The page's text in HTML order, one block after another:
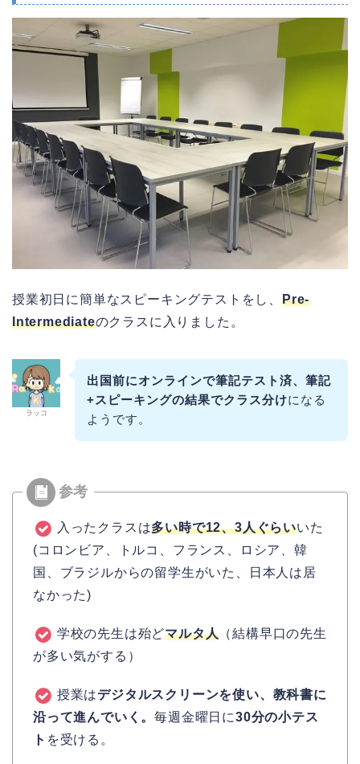
授業初日に簡単なスピーキングテストをし、 Pre-
Intermediateのクラスに入りました。
ラッコ
出国前にオンラインで筆記テスト済、筆記
+スピーキングの結果でクラス分けになる
ようです。
入ったクラスは多い時で12、3人ぐらいいた
(コロンビア、トルコ、フランス、ロシア、韓
国、ブラジルからの留学生がいた、日本人は居
なかった)
学校の先生は殆どマルタ人 （結構早口の先生
が多い気がする）
授業はデジタルスクリーンを使い、教科書に
沿って進んでいく。毎週金曜日に30分の小テス
ト を受ける。